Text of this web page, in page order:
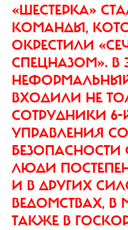
«ШЕСТЕРКА»
КОМАНДЫ,
ОКРЕСТИЛИ
СПЕЦНАЗОМ». В
ВХОДИЛИ НЕ
СОТРУДНИКИ
УПРАВЛЕНИЯ
БЕЗОПАСНОСТИ
ЛЮДИ
И В ДРУГИХ
ВЕДОМСТВАХ, В
ТАКЖЕ В